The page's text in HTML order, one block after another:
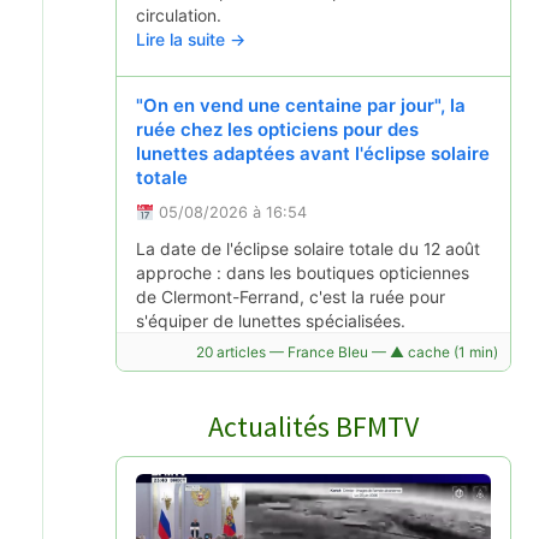
circulation.
Lire la suite →
"On en vend une centaine par jour", la
ruée chez les opticiens pour des
lunettes adaptées avant l'éclipse solaire
totale
05/08/2026 à 16:54
La date de l'éclipse solaire totale du 12 août
approche : dans les boutiques opticiennes
de Clermont-Ferrand, c'est la ruée pour
s'équiper de lunettes spécialisées.
Lire la suite →20 articles — France Bleu — ▲ cache (1 min)
Actualités BFMTV